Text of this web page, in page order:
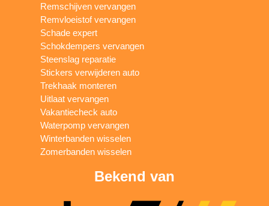
Remschijven vervangen
Remvloeistof vervangen
Schade expert
Schokdempers vervangen
Steenslag reparatie
Stickers verwijderen auto
Trekhaak monteren
Uitlaat vervangen
Vakantiecheck auto
Waterpomp vervangen
Winterbanden wisselen
Zomerbanden wisselen
Bekend van